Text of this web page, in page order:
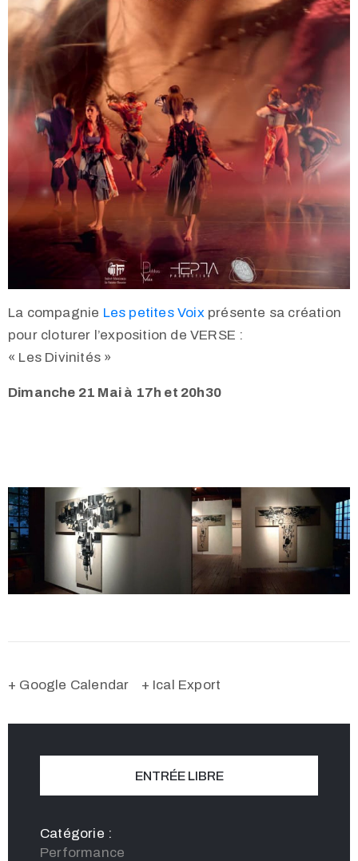
La compagnie Les petites Voix présente sa création
pour cloturer l’exposition de VERSE :
« Les Divinités »
Dimanche 21 Mai à 17h et 20h30
+ Google Calendar + Ical Export
ENTRÉE LIBRE
Catégorie :
Performance